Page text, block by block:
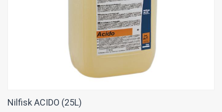
Nilfisk ACIDO (25L)